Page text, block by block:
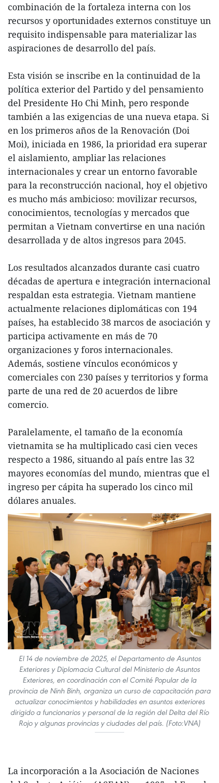
combinación de la fortaleza interna con los
recursos y oportunidades externos constituye un
requisito indispensable para materializar las
aspiraciones de desarrollo del país.
Esta visión se inscribe en la continuidad de la
política exterior del Partido y del pensamiento
del Presidente Ho Chi Minh, pero responde
también a las exigencias de una nueva etapa. Si
en los primeros años de la Renovación (Doi
Moi), iniciada en 1986, la prioridad era superar
el aislamiento, ampliar las relaciones
internacionales y crear un entorno favorable
para la reconstrucción nacional, hoy el objetivo
es mucho más ambicioso: movilizar recursos,
conocimientos, tecnologías y mercados que
permitan a Vietnam convertirse en una nación
desarrollada y de altos ingresos para 2045.
Los resultados alcanzados durante casi cuatro
décadas de apertura e integración internacional
respaldan esta estrategia. Vietnam mantiene
actualmente relaciones diplomáticas con 194
países, ha establecido 38 marcos de asociación y
participa activamente en más de 70
organizaciones y foros internacionales.
Además, sostiene vínculos económicos y
comerciales con 230 países y territorios y forma
parte de una red de 20 acuerdos de libre
comercio.
Paralelamente, el tamaño de la economía
vietnamita se ha multiplicado casi cien veces
respecto a 1986, situando al país entre las 32
mayores economías del mundo, mientras que el
ingreso per cápita ha superado los cinco mil
dólares anuales.
El 14 de noviembre de 2025, el Departamento de Asuntos
Exteriores y Diplomacia Cultural del Ministerio de Asuntos
Exteriores, en coordinación con el Comité Popular de la
provincia de Ninh Binh, organiza un curso de capacitación para
actualizar conocimientos y habilidades en asuntos exteriores
dirigido a funcionarios y personal de la región del Delta del Río
Rojo y algunas provincias y ciudades del país. (Foto:VNA)
La incorporación a la Asociación de Naciones